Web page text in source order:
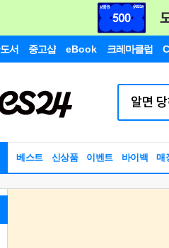
서 중고샵 eBook 크레마클럽
베스트 신상품 이벤트 바이백 매